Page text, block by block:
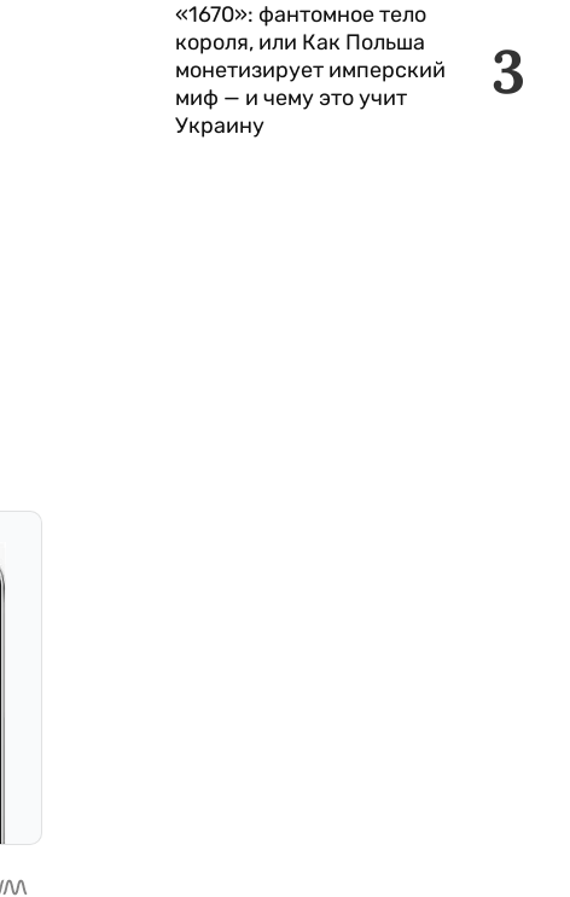
3
«1670»: фантомное тело
короля, или Как Польша
монетизирует имперский
миф — и чему это учит
Украину